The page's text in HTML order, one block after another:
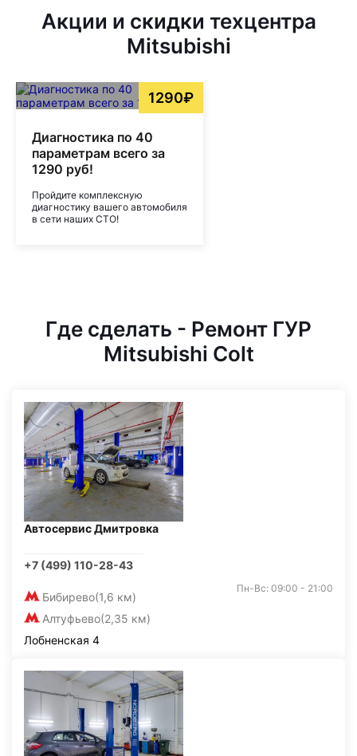
Акции и скидки техцентра
Mitsubishi
1290₽
Диагностика по 40
параметрам всего за
1290 руб!
Пройдите комплексную
диагностику вашего автомобиля
в сети наших СТО!
Где сделать - Ремонт ГУР
Mitsubishi Colt
Автосервис Дмитровка
+7 (499) 110-28-43
Бибирево(1,6 км)
Алтуфьево(2,35 км)
Пн-Вс: 09:00 - 21:00
Лобненская 4